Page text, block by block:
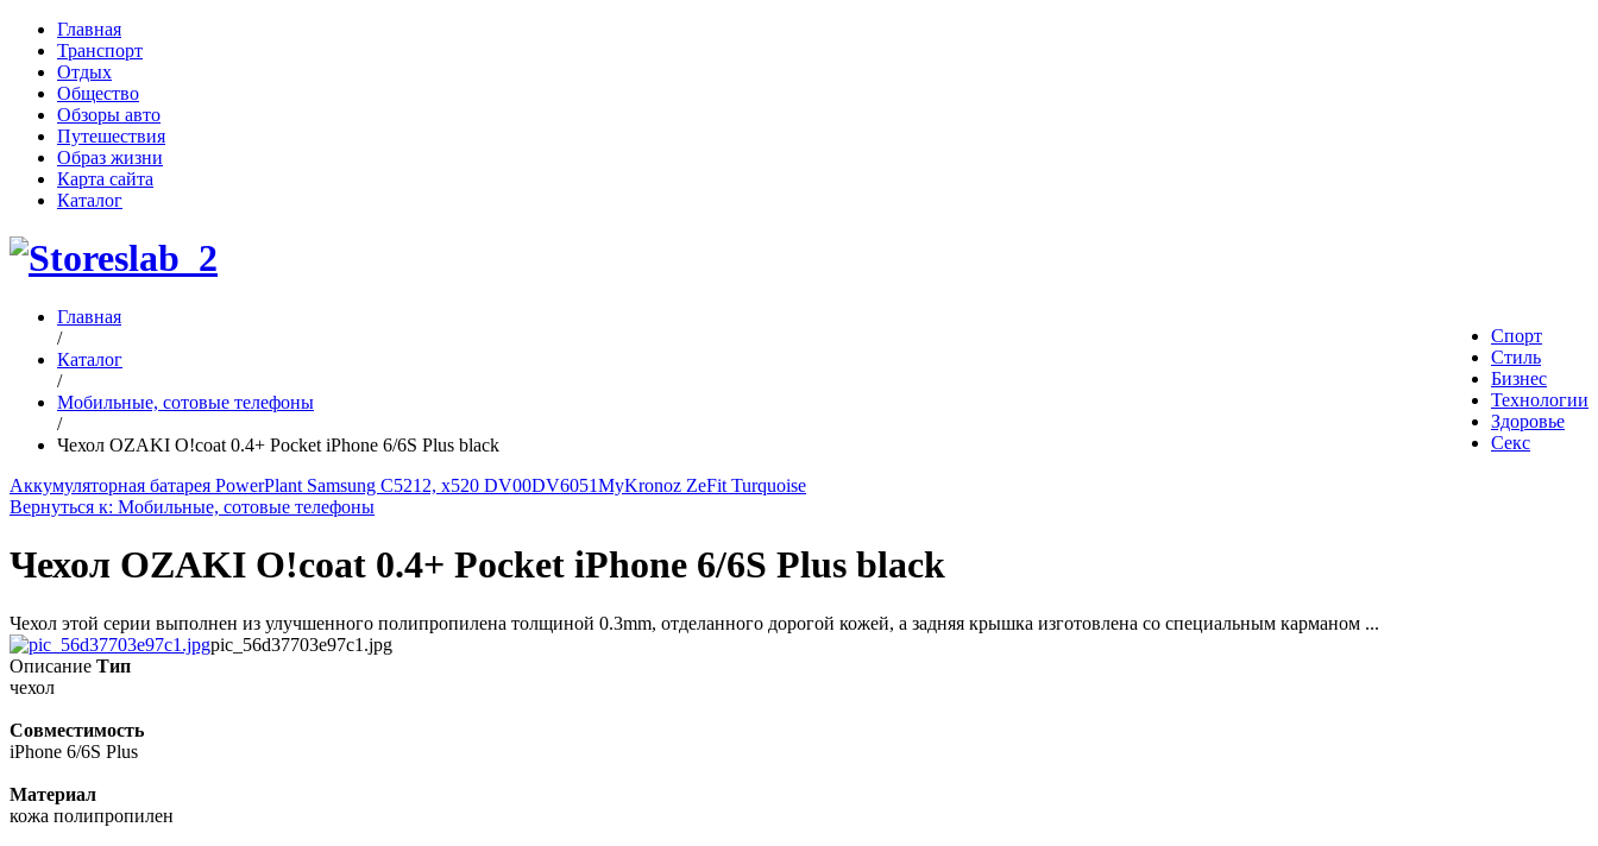
Главная
Транспорт
Отдых
Общество
Обзоры авто
Путешествия
Образ жизни
Карта сайта
Каталог
Спорт
Стиль
Бизнес
Технологии
Здоровье
Секс
Главная
/
Каталог
/
Мобильные, сотовые телефоны
/
Чехол OZAKI O!coat 0.4+ Pocket iPhone 6/6S Plus black
Аккумуляторная батарея PowerPlant Samsung C5212, x520 DV00DV6051MyKronoz ZeFit Turquoise
Вернуться к: Мобильные, сотовые телефоны
Чехол OZAKI O!coat 0.4+ Pocket iPhone 6/6S Plus black
Чехол этой серии выполнен из улучшенного полипропилена толщиной 0.3mm, отделанного дорогой кожей, а задняя крышка изготовлена со специальным карманом ...
pic_56d37703e97c1.jpg
Описание Тип
чехол
Совместимость
iPhone 6/6S Plus
Материал
кожа полипропилен